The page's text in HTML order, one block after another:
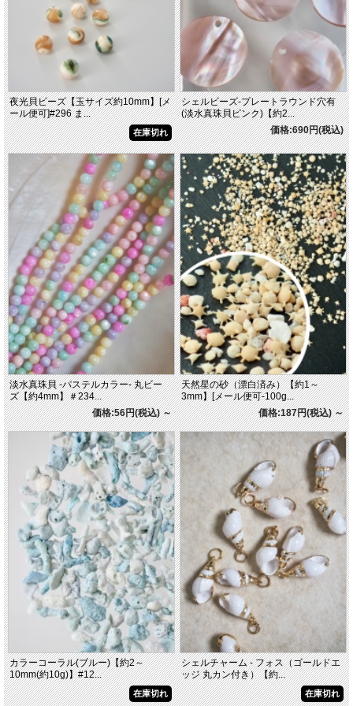
夜光貝ビーズ【玉サイズ約10mm】[メ
ール便可]#296 ま...
在庫切れ
シェルビーズ-プレートラウンド穴有
(淡水真珠貝ピンク)【約2...
価格:690円(税込)
淡水真珠貝 -パステルカラー- 丸ビー
ズ【約4mm】＃234...
価格:56円(税込)～
天然星の砂（漂白済み）【約1～
3mm】[メール便可-100g...
価格:187円(税込)～
カラーコーラル(ブルー)【約2～
10mm(約10g)】#12...
在庫切れ
シェルチャーム - フォス（ゴールドエ
ッジ 丸カン付き）【約...
在庫切れ